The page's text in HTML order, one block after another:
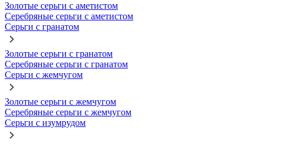
Золотые серьги с аметистом
Серебряные серьги с аметистом
Серьги с гранатом
Золотые серьги с гранатом
Серебряные серьги с гранатом
Серьги с жемчугом
Золотые серьги с жемчугом
Серебряные серьги с жемчугом
Серьги с изумрудом